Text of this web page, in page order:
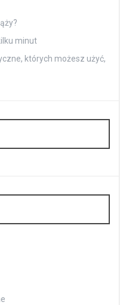
minut
których możesz użyć,